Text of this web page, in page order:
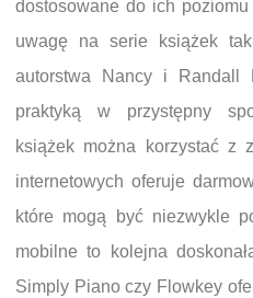
dostosowane do ich
uwagę na serie książek
autorstwa Nancy i Randall
praktyką w przystępny
książek można korzystać z
internetowych oferuje
które mogą być niezwykle
mobilne to kolejna
Simply Piano czy Flowkey